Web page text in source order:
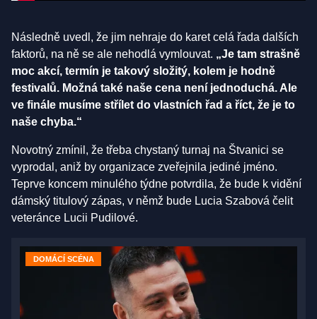
Následně uvedl, že jim nehraje do karet celá řada dalších
faktorů, na ně se ale nehodlá vymlouvat. „Je tam strašně
moc akcí, termín je takový složitý, kolem je hodně
festivalů. Možná také naše cena není jednoduchá. Ale
ve finále musíme střílet do vlastních řad a říct, že je to
naše chyba.“
Novotný zmínil, že třeba chystaný turnaj na Štvanici se
vyprodal, aniž by organizace zveřejnila jediné jméno.
Teprve koncem minulého týdne potvrdila, že bude k vidění
dámský titulový zápas, v němž bude Lucia Szabová čelit
veteránce Lucii Pudilové.
DOMÁCÍ SCÉNA